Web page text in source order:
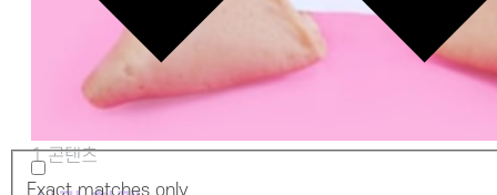
1 콘텐츠